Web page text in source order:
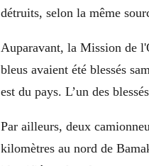
détruits, selon la même
Auparavant, la Mission de
bleus avaient été blessés
est du pays. L’un des
Par ailleurs, deux
kilomètres au nord de